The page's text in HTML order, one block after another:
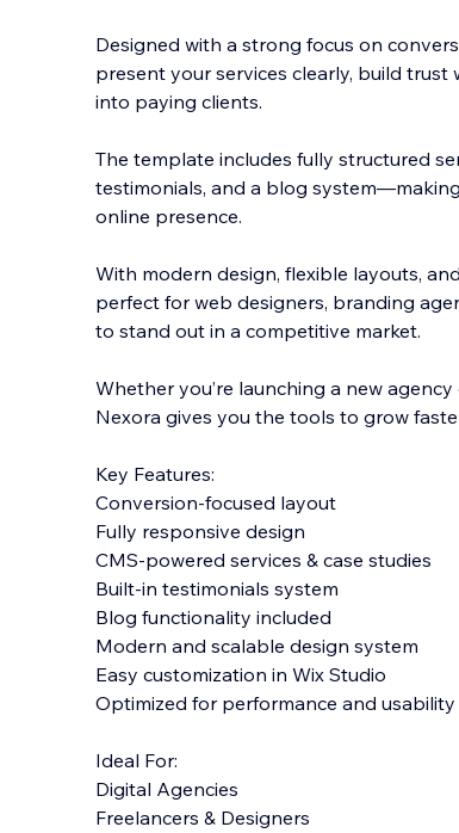
Designed with a strong focus on
present your services clearly, build trust
into paying clients.
The template includes fully structured
testimonials, and a blog
online presence.
With modern design, flexible layouts,
perfect for web designers, branding
to stand out in a competitive market.
Whether you’re launching a new
Nexora gives you the tools to grow
Key Features:
Conversion-focused layout
Fully responsive design
CMS-powered services & case studies
Built-in testimonials system
Blog functionality included
Modern and scalable design system
Easy customization in Wix Studio
Optimized for performance and usability
Ideal For:
Digital Agencies
Freelancers & Designers